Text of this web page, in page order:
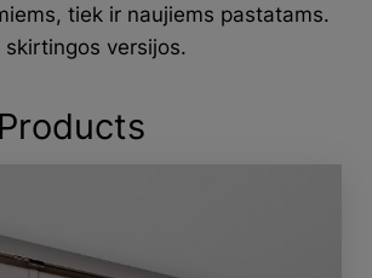
tiek ir naujiems pastatams.
skirtingos versijos.